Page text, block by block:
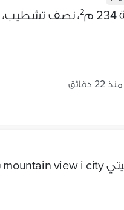
منذ 22 دقائق